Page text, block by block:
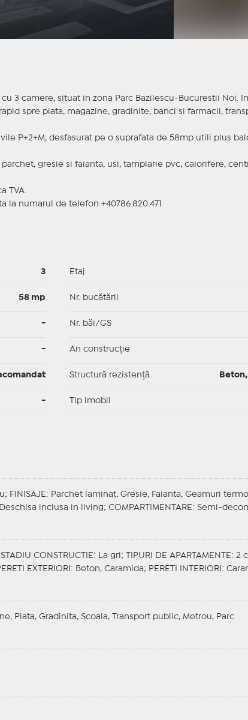
3 camere, situat in zona Parc Bazilescu-Bucurestii Noi.
spre piata, magazine, gradinite, banci si farmacii,
P+2+M, desfasurat pe o suprafata de 58mp utili plus
gresie si faianta, usi, tamplarie pvc, calorifere,
TVA.
numarul de telefon +40786.820.471
3
58 mp
-
-
-
Etaj
Nr. bucătării
Nr. băi/GS
An construcție
Structură rezistență
Tip imobil
FINISAJE : Parchet laminat, Gresie, Faianta, Geamuri
inclusa in living; COMPARTIMENTARE : Semi-
STADIU CONSTRUCTIE : La gri; TIPURI DE APARTAMENTE : 2
EXTERIORI : Beton, Caramida; PERETI INTERIORI :
Piata, Gradinita, Scoala, Transport public, Metrou, Parc